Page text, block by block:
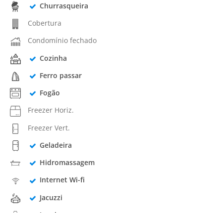
Churrasqueira
Cobertura
Condomínio fechado
Cozinha
Ferro passar
Fogão
Freezer Horiz.
Freezer Vert.
Geladeira
Hidromassagem
Internet Wi-fi
Jacuzzi